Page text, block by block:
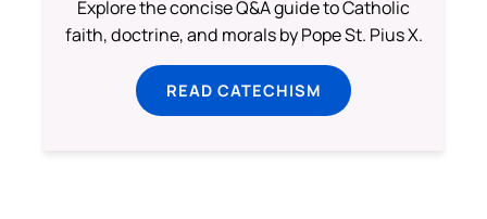
Explore the concise Q&A guide to Catholic
faith, doctrine, and morals by Pope St. Pius X.
READ CATECHISM